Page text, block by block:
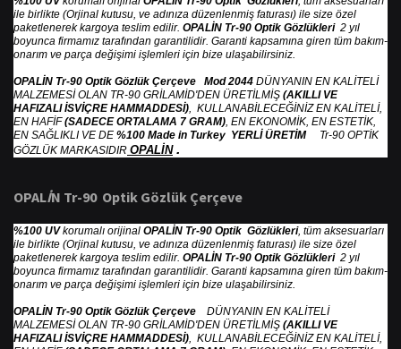
ile birlikte (Orjinal kutusu, ve adınıza düzenlenmiş faturası) ile size özel
paketlenerek kargoya teslim edilir. OPALİN Tr-90 Optik Gözlükleri 2 yıl
boyunca firmamız tarafından garantilidir. Garanti kapsamına giren tüm bakım-
onarım ve parça değişimi işlemleri için bize ulaşabilirsiniz.
OPALİN Tr-90 Optik Gözlük Çerçeve Mod 2044 DÜNYANIN EN KALİTELİ
MALZEMESİ OLAN TR-90 GRİLAMİD'DEN ÜRETİLMİŞ (AKILLI VE
HAFIZALI İSVİÇRE HAMMADDESİ), KULLANABİLECEĞİNİZ EN KALİTELİ,
EN HAFİF(SADECE ORTALAMA 7 GRAM), EN EKONOMİK, EN ESTETİK,
EN SAĞLIKLI VE DE %100 Made in Turkey YERLİ ÜRETİMTr-90 OPTİK
GÖZLÜK MARKASIDIR OPALİN.
OPALİN Tr-90 Optik Gözlük Çerçeve
%100 UVkorumalı orijinal OPALİN Tr-90 Optik Gözlükleri, tüm aksesuarları
ile birlikte (Orjinal kutusu, ve adınıza düzenlenmiş faturası) ile size özel
paketlenerek kargoya teslim edilir. OPALİN Tr-90 Optik Gözlükleri 2 yıl
boyunca firmamız tarafından garantilidir. Garanti kapsamına giren tüm bakım-
onarım ve parça değişimi işlemleri için bize ulaşabilirsiniz.
OPALİN Tr-90 Optik Gözlük Çerçeve DÜNYANIN EN KALİTELİ
MALZEMESİ OLAN TR-90 GRİLAMİD'DEN ÜRETİLMİŞ (AKILLI VE
HAFIZALI İSVİÇRE HAMMADDESİ), KULLANABİLECEĞİNİZ EN KALİTELİ,